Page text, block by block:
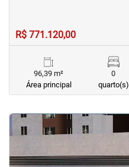
R$ 771.120,00
96,39 m²
Área principal
0
quarto(s)
< <<